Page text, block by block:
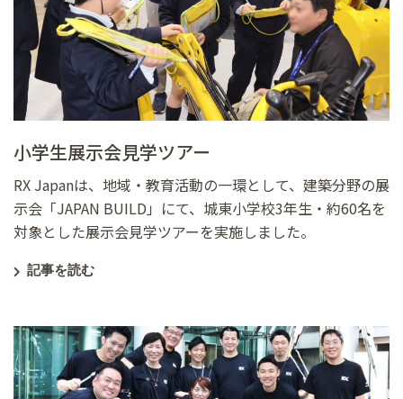
小学生展示会見学ツアー
RX Japanは、地域・教育活動の一環として、建築分野の展
示会「JAPAN BUILD」にて、城東小学校3年生・約60名を
対象とした展示会見学ツアーを実施しました。
記事を読む